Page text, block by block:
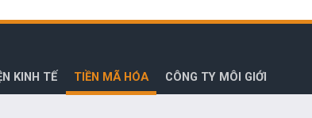
KINH TẾ TIỀN MÃ HÓA CÔNG TY MÔI GIỚI